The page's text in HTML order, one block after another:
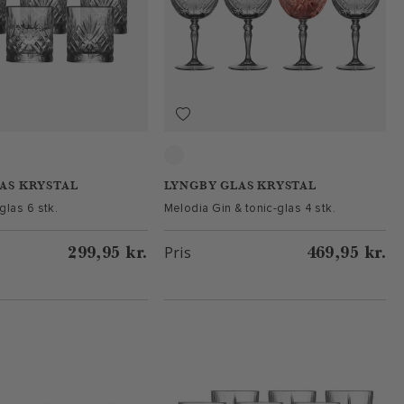
KRYSTAL
6 stk.
299,95 kr.
LYNGBY GLAS KRYSTAL
Melodia Gin & tonic-glas 4 stk.
Pris 469,95 kr.